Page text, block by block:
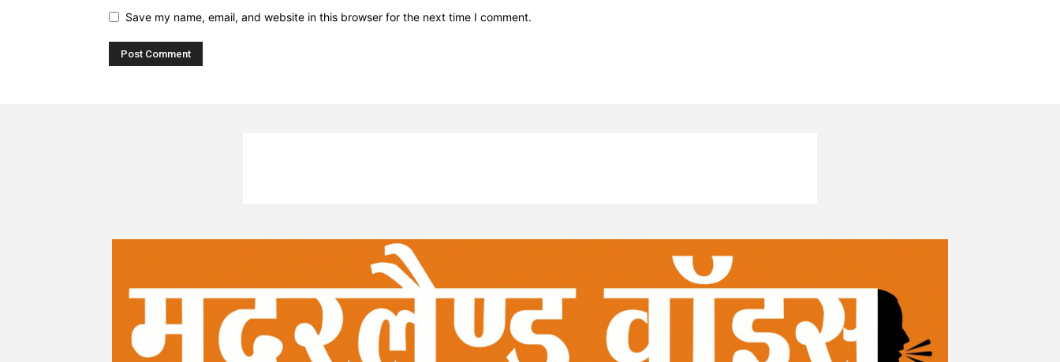
Save my name, email, and website in this browser for the next time I comment.